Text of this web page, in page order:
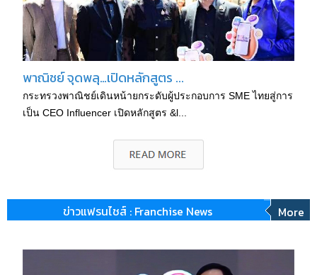
พาณิชย์ จุดพลุ…เปิดหลักสูตร ...
กระทรวงพาณิชย์เดินหน้ายกระดับผู้ประกอบการ SME ไทยสู่การ
เป็น CEO Influencer เปิดหลักสูตร &l...
ข่าวแฟรนไชส์ : Franchise News More